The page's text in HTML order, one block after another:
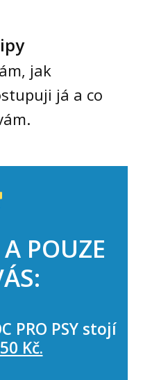
jak
já a co
POUZE
PRO PSY stojí
Kč.